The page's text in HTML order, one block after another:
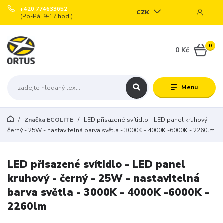
Menu
CZK
+420 774633652
(Po-Pá, 9-17 hod.)
0
0 Kč
Značka ECOLITE
LED přisazené svítidlo - LED panel kruhový -
černý - 25W - nastavitelná barva světla - 3000K - 4000K -6000K - 2260lm
LED přisazené svítidlo - LED panel
kruhový - černý - 25W - nastavitelná
barva světla - 3000K - 4000K -6000K -
2260lm